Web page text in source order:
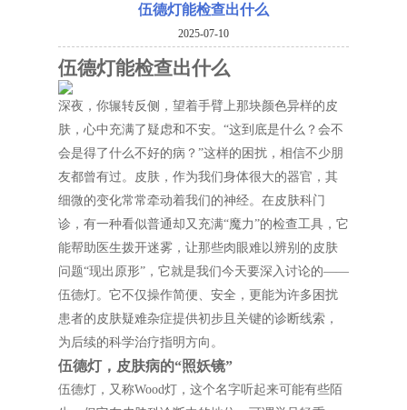
伍德灯能检查出什么
2025-07-10
伍德灯能检查出什么
深夜，你辗转反侧，望着手臂上那块颜色异样的皮
肤，心中充满了疑虑和不安。“这到底是什么？会不
会是得了什么不好的病？”这样的困扰，相信不少朋
友都曾有过。皮肤，作为我们身体很大的器官，其
细微的变化常常牵动着我们的神经。在皮肤科门
诊，有一种看似普通却又充满“魔力”的检查工具，它
能帮助医生拨开迷雾，让那些肉眼难以辨别的皮肤
问题“现出原形”，它就是我们今天要深入讨论的——
伍德灯。它不仅操作简便、安全，更能为许多困扰
患者的皮肤疑难杂症提供初步且关键的诊断线索，
为后续的科学治疗指明方向。
伍德灯，皮肤病的“照妖镜”
伍德灯，又称Wood灯，这个名字听起来可能有些陌